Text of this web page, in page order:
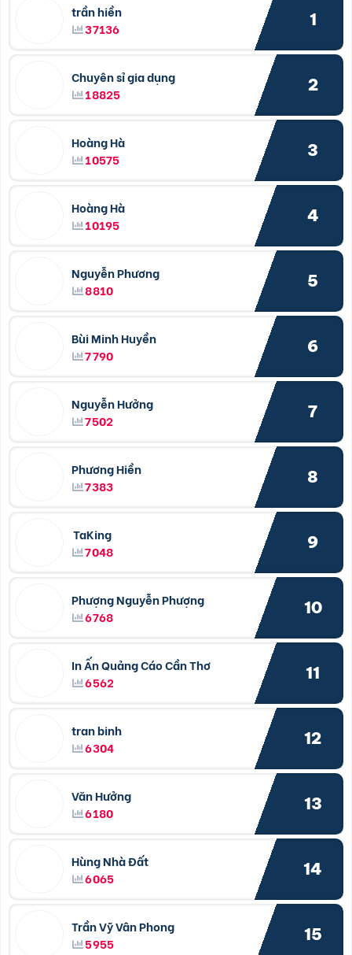
trần hiền
37136
1
Chuyên sỉ gia dụng
18825
2
Hoàng Hà
10575
3
Hoàng Hà
10195
4
Nguyễn Phương
8810
5
Bùi Minh Huyền
7790
6
Nguyễn Hưởng
7502
7
Phương Hiền
7383
8
TaKing
7048
9
Phượng Nguyễn Phượng
6768
10
In Ấn Quảng Cáo Cần Thơ
6562
11
tran binh
6304
12
Văn Hưởng
6180
13
Hùng Nhà Đất
6065
14
Trần Vỹ Vân Phong
5955
15